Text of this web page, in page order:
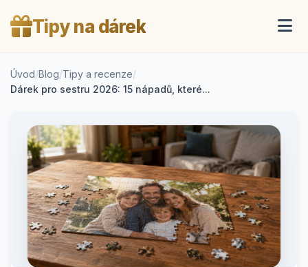
Tipy na dárek
Úvod/Blog/Tipy a recenze/
Dárek pro sestru 2026: 15 nápadů, které...